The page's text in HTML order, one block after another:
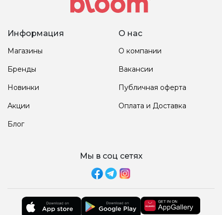
Информация
Магазины
Бренды
Новинки
Акции
Блог
О нас
О компании
Вакансии
Публичная оферта
Оплата и Доставка
Мы в соц сетях